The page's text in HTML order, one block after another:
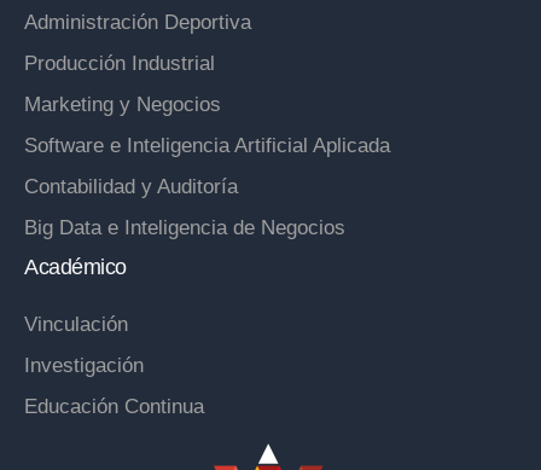
Administración Deportiva
Producción Industrial
Marketing y Negocios
Software e Inteligencia Artificial Aplicada
Contabilidad y Auditoría
Big Data e Inteligencia de Negocios
Académico
Vinculación
Investigación
Educación Continua